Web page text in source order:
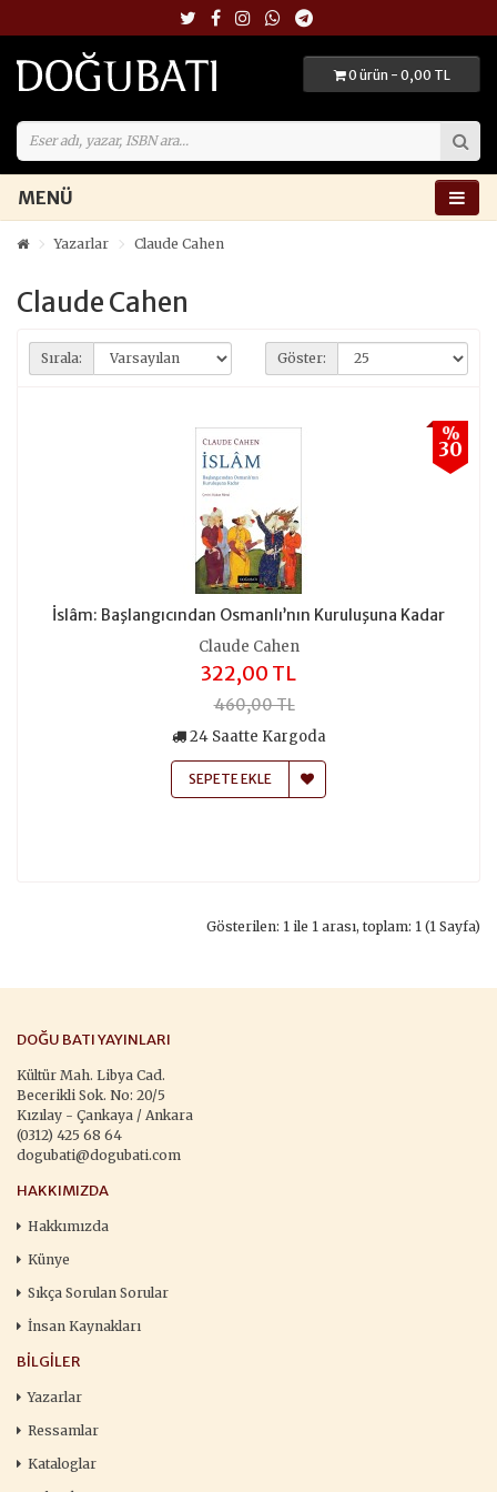
0 ürün - 0,00 TL
MENÜ
Yazarlar Claude Cahen
Claude Cahen
Sırala: Göster:
%
30
İslâm: Başlangıcından Osmanlı’nın Kuruluşuna Kadar
Claude Cahen
322,00 TL
460,00 TL
24 Saatte Kargoda
SEPETE EKLE
Gösterilen: 1 ile 1 arası, toplam: 1 (1 Sayfa)
DOĞU BATI YAYINLARI
Kültür Mah. Libya Cad.
Becerikli Sok. No: 20/5
Kızılay - Çankaya / Ankara
(0312) 425 68 64
dogubati@dogubati.com
HAKKIMIZDA
Hakkımızda
Künye
Sıkça Sorulan Sorular
İnsan Kaynakları
BILGILER
Yazarlar
Ressamlar
Kataloglar